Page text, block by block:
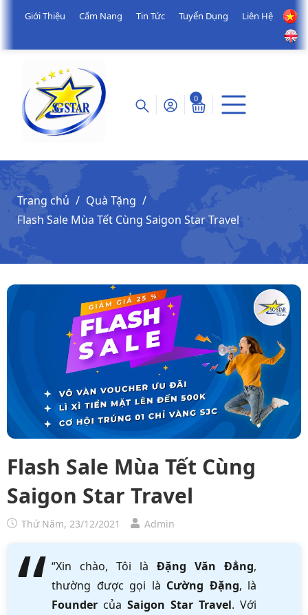
Giới Thiệu Cẩm Nang Tin Tức Tuyển Dụng Liên Hệ
0
Trang chủ
Quà Tặng
Flash Sale Mùa Tết Cùng Saigon Star Travel
Flash Sale Mùa Tết Cùng
Saigon Star Travel
Thứ Năm, 23/12/2021 Admin
“Xin chào, Tôi là Đặng Văn Đẳng,
thường được gọi là Cường Đặng, là
Founder của Saigon Star Travel. Với